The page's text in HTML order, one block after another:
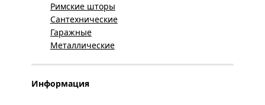
Римские шторы
Сантехнические
Гаражные
Металлические
Информация